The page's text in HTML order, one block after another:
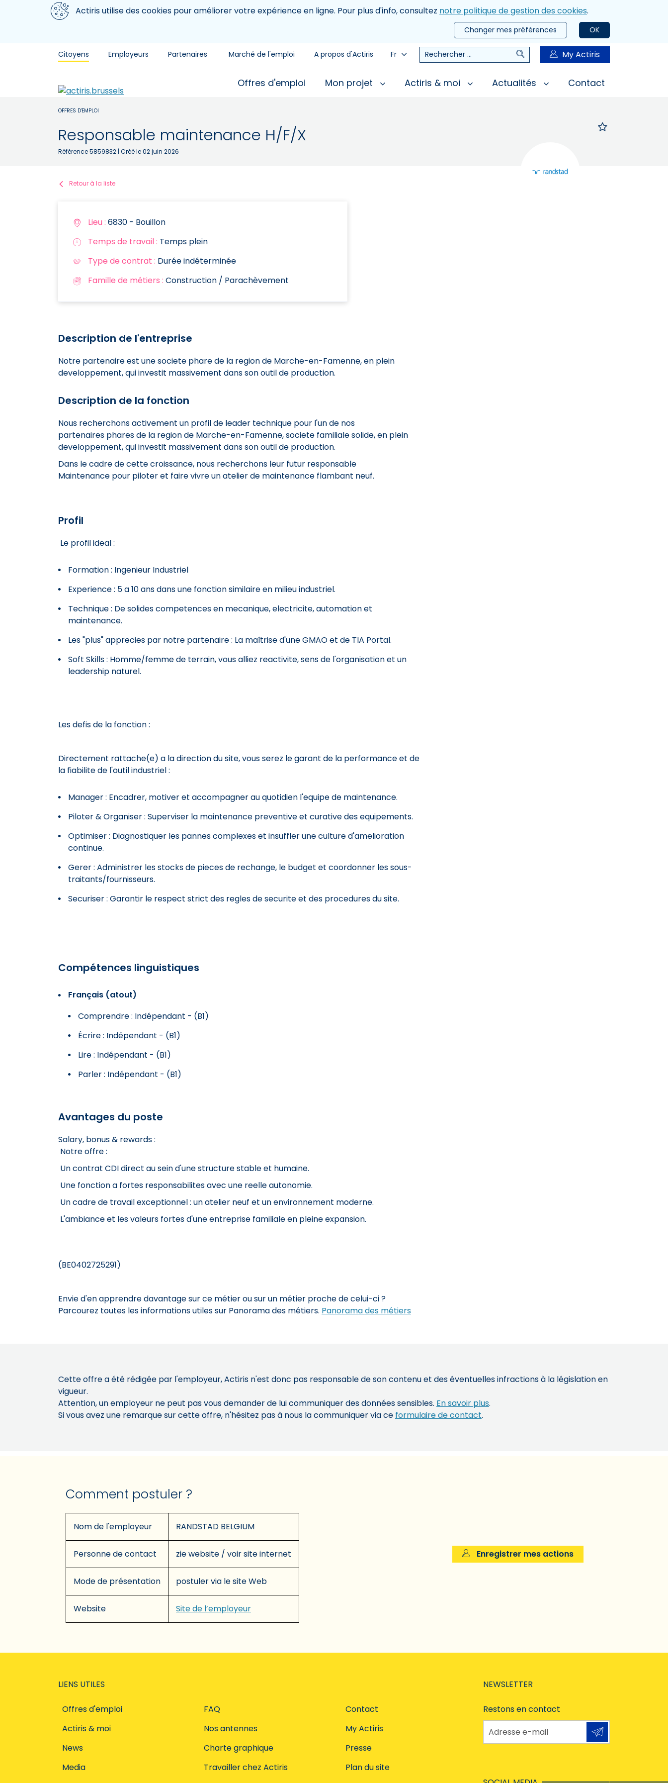
Aller au contenu principal
Nous utilisons des cookiesActiris utilise des cookies pour améliorer votre expérience en ligne. Pour plus d'info, consultez notre politique de gestion des cookies.
OK
Changer mes préférences
Citoyens Employeurs Partenaires Marché de l'emploi A propos d'Actiris Fr Rechercher RechercherMy Actiris
Offres d'emploi Mon projet Actiris & moi Actualités Contact
OFFRES D'EMPLOI
Responsable maintenance H/F/X
Référence 5859832 | Créé le 02 juin 2026
Retour à la liste
Lieu : 6830 - Bouillon
Temps de travail : Temps plein
Type de contrat : Durée indéterminée
Famille de métiers : Construction / Parachèvement
Description de l'entreprise
Notre partenaire est une societe phare de la region de Marche-en-Famenne, en plein
developpement, qui investit massivement dans son outil de production.
Description de la fonction
Nous recherchons activement un profil de leader technique pour l'un de nos
partenaires phares de la region de Marche-en-Famenne, societe familiale solide, en plein
developpement, qui investit massivement dans son outil de production.
Dans le cadre de cette croissance, nous recherchons leur futur responsable
Maintenance pour piloter et faire vivre un atelier de maintenance flambant neuf.
Profil
Le profil ideal :
Formation : Ingenieur Industriel
Experience : 5 a 10 ans dans une fonction similaire en milieu industriel.
Technique : De solides competences en mecanique, electricite, automation et
maintenance.
Les "plus" apprecies par notre partenaire : La maîtrise d'une GMAO et de TIA Portal.
Soft Skills : Homme/femme de terrain, vous alliez reactivite, sens de l'organisation et un
leadership naturel.
Les defis de la fonction :
Directement rattache(e) a la direction du site, vous serez le garant de la performance et de
la fiabilite de l'outil industriel :
Manager : Encadrer, motiver et accompagner au quotidien l'equipe de maintenance.
Piloter & Organiser : Superviser la maintenance preventive et curative des equipements.
Optimiser : Diagnostiquer les pannes complexes et insuffler une culture d'amelioration
continue.
Gerer : Administrer les stocks de pieces de rechange, le budget et coordonner les sous-
traitants/fournisseurs.
Securiser : Garantir le respect strict des regles de securite et des procedures du site.
Compétences linguistiques
Français (atout)
Comprendre : Indépendant - (B1)
Écrire : Indépendant - (B1)
Lire : Indépendant - (B1)
Parler : Indépendant - (B1)
Avantages du poste
Salary, bonus & rewards :
Notre offre :
Un contrat CDI direct au sein d'une structure stable et humaine.
Une fonction a fortes responsabilites avec une reelle autonomie.
Un cadre de travail exceptionnel : un atelier neuf et un environnement moderne.
L'ambiance et les valeurs fortes d'une entreprise familiale en pleine expansion.
(BE0402725291)
Envie d'en apprendre davantage sur ce métier ou sur un métier proche de celui-ci ?
Parcourez toutes les informations utiles sur Panorama des métiers. Panorama des métiers
Cette offre a été rédigée par l'employeur, Actiris n'est donc pas responsable de son contenu et des éventuelles infractions à la législation en
vigueur.
Attention, un employeur ne peut pas vous demander de lui communiquer des données sensibles. En savoir plus.
Si vous avez une remarque sur cette offre, n'hésitez pas à nous la communiquer via ce formulaire de contact.
Comment postuler ?
Nom de l'employeur RANDSTAD BELGIUM
Personne de contact zie website / voir site internet
Mode de présentation postuler via le site Web
Website Site de l’employeur
Enregistrer mes actions
LIENS UTILES
Offres d'emploi
Actiris & moi
News
Media
FAQ
Nos antennes
Charte graphique
Travailler chez Actiris
Contact
My Actiris
Presse
Plan du site
NEWSLETTER
Restons en contact
Adresse e-mail